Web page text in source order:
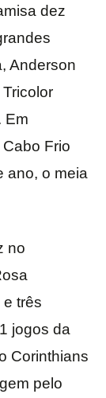
dez
Anderson
Em
Frio
ano, o meia
no
três
jogos da
Corinthians
pelo